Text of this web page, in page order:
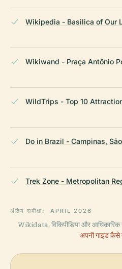
Wikipedia - Basilica of Our
Wikiwand - Praça Antônio
WildTrips - Top 10
Do in Brazil - Campinas,
Trek Zone - Metropolitan
अंतिम समीक्षा: APRIL 2026
Wikidata, विकिपीडिया और आधिकारिक
अपनी गाइड